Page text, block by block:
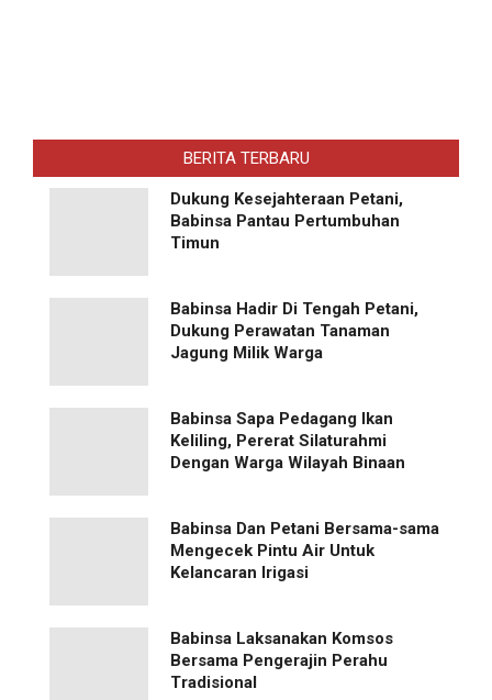
BERITA TERBARU
Dukung Kesejahteraan Petani,
Babinsa Pantau Pertumbuhan
Timun
Babinsa Hadir Di Tengah Petani,
Dukung Perawatan Tanaman
Jagung Milik Warga
Babinsa Sapa Pedagang Ikan
Keliling, Pererat Silaturahmi
Dengan Warga Wilayah Binaan
Babinsa Dan Petani Bersama-sama
Mengecek Pintu Air Untuk
Kelancaran Irigasi
Babinsa Laksanakan Komsos
Bersama Pengerajin Perahu
Tradisional